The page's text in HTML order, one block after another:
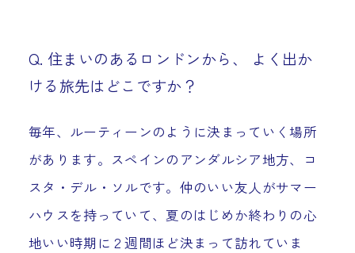
Q. 住まいのあるロンドンから、 よく出か
ける旅先はどこですか？
毎年、ルーティーンのように決まっていく場所
があります。スペインのアンダルシア地方、コ
スタ・デル・ソルです。仲のいい友人がサマー
ハウスを持っていて、夏のはじめか終わりの心
地いい時期に２週間ほど決まって訪れていま